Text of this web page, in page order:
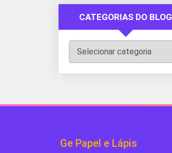
CATEGORIAS DO BLOG
Categorias
do
Blog
Ge Papel e Lápis